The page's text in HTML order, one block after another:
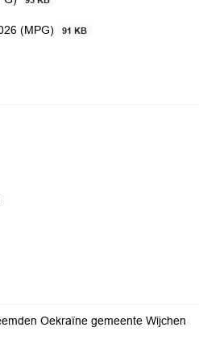
(MPG) 91 KB
Oekraïne gemeente Wijchen